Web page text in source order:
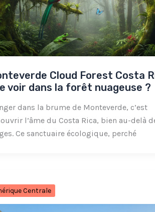
Cloud Forest Costa
voir dans la forêt nuageuse ?
dans la brume de Monteverde, c’est
l’âme du Costa Rica, bien au-delà
Ce sanctuaire écologique, perché
Centrale